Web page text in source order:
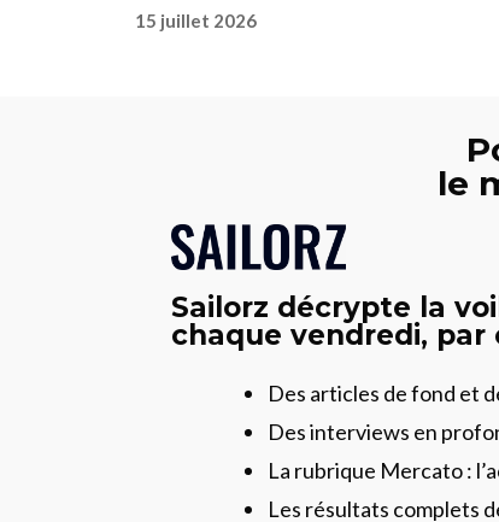
15 juillet 2026
le
Sailorz décrypte la
chaque vendredi, par
Des articles de fond et
Des interviews en
La rubrique Mercato :
Les résultats complets